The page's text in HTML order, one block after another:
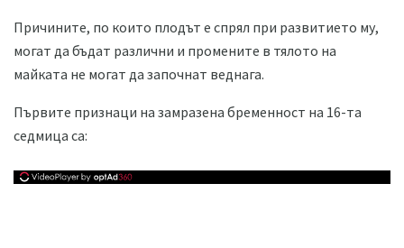
Причините, по които плодът е спрял при развитието му,
могат да бъдат различни и промените в тялото на
майката не могат да започнат веднага.
Първите признаци на замразена бременност на 16-та
седмица са: